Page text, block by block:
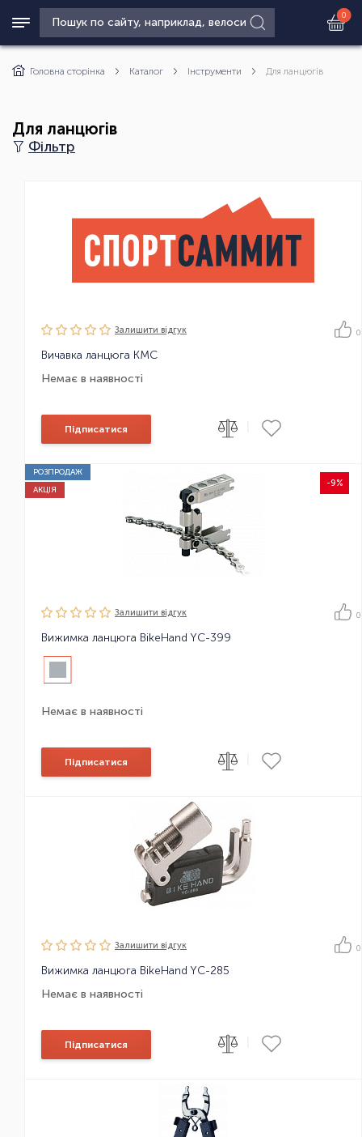
0
Головна сторінка Каталог Інструменти Для ланцюгів
Для ланцюгів
Фільтр
Залишити вiдгук 0
Вичавка ланцюга KMC
Немає в наявності
Підписатися
РОЗПРОДАЖ
-9%
АКЦІЯ
Залишити вiдгук 0
Вижимка ланцюга BikeHand YC-399
Немає в наявності
Підписатися
Залишити вiдгук 0
Вижимка ланцюга BikeHand YC-285
Немає в наявності
Підписатися